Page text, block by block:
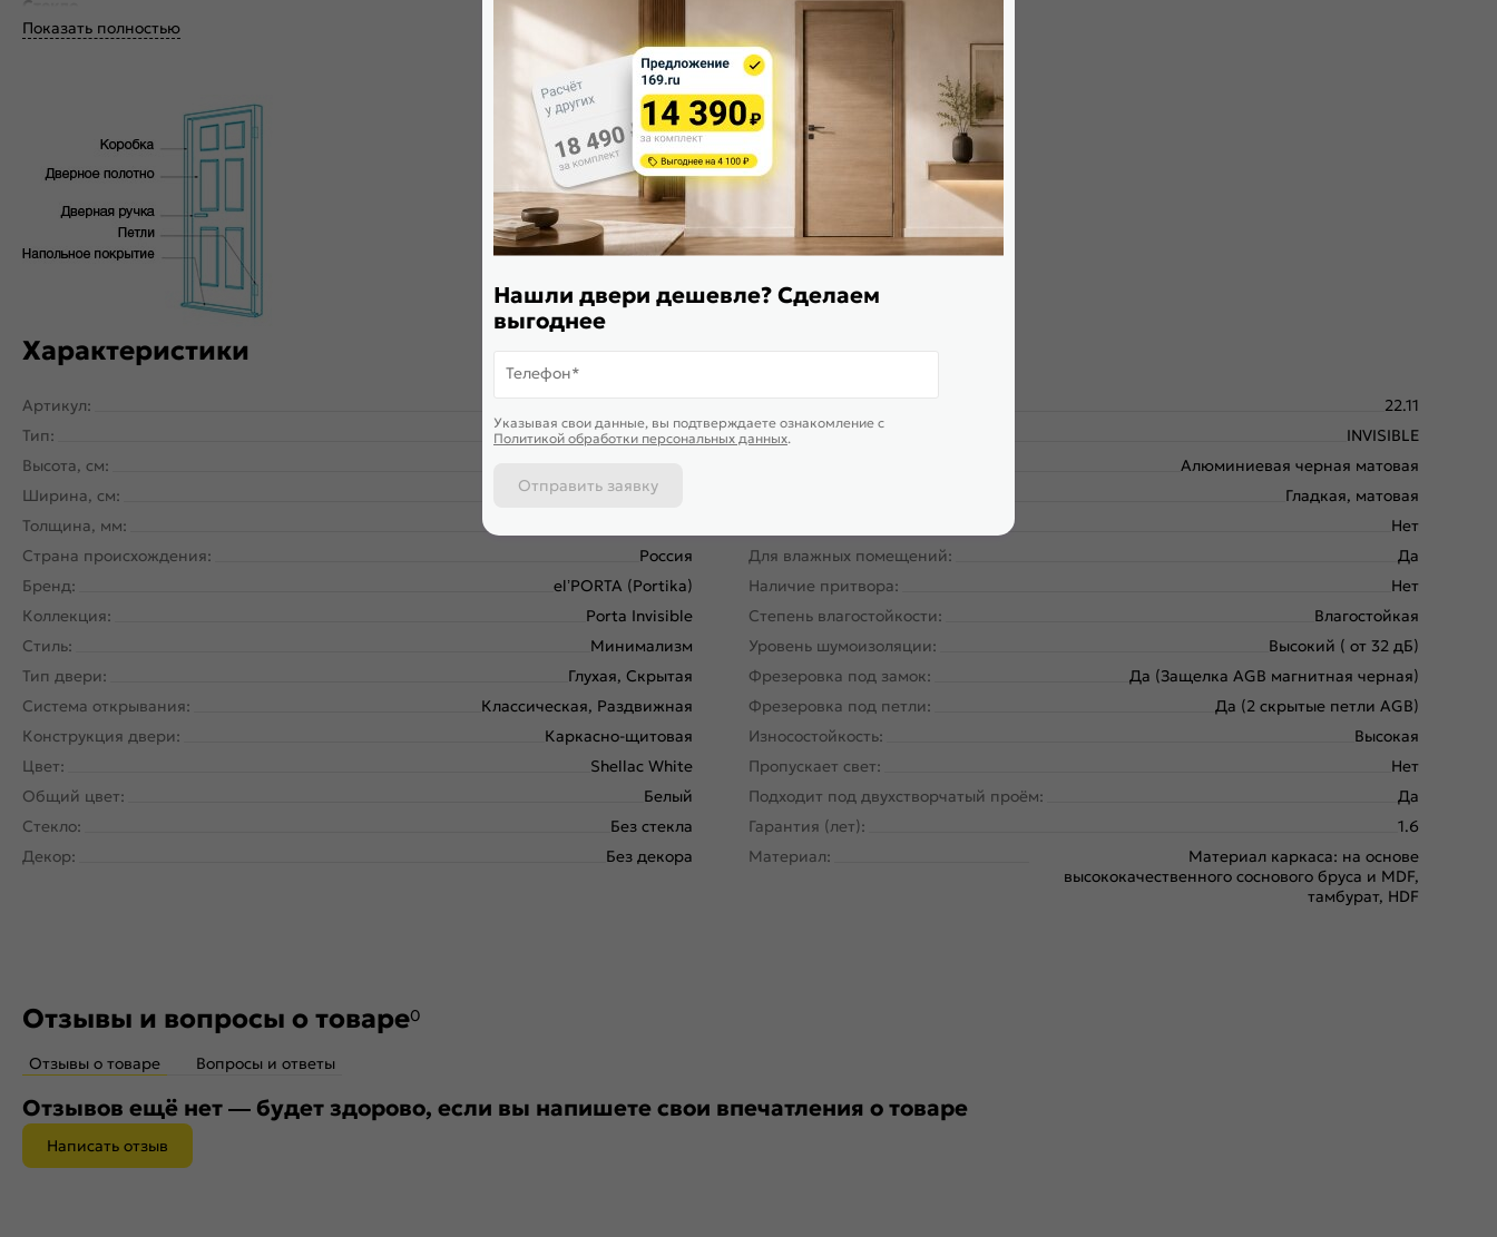
Стекло
Без стекла
Дверь скрытого монтажа с внутреннем открыванием. Щитовая дверь высокой прочности, которую обеспечивает жесткий тамбурат с малым размером ячейки и плита HDF. Используем
PUR-клея необратимой полимеризации. По периметру двери установлена алюминиевая кромка в цвете Черный
Показать полностью
Характеристики
Артикул:
Тип:
Межкомнатные двери
Высота, см:
Ширина, см:
Толщина, мм:
Страна происхождения:
Россия
Бренд:
el’PORTA (Portika)
Коллекция:
Porta Invisible
Стиль:
Минимализм
Тип двери:
Глухая, Скрытая
Система открывания:
Классическая, Раздвижная
Конструкция двери:
Каркасно-щитовая
Цвет:
Shellac White
Общий цвет:
Белый
Стекло:
Без стекла
Декор:
Без декора
22.11
Тип коробки:
INVISIBLE
Алюминиевая черная матовая
Гладкая, матовая
Нет
Для влажных помещений:
Да
Наличие притвора:
Нет
Степень влагостойкости:
Влагостойкая
Уровень шумоизоляции:
Высокий ( от 32 дБ)
Фрезеровка под замок:
Да (Защелка AGB магнитная черная)
Фрезеровка под петли:
Да (2 скрытые петли AGB)
Износостойкость:
Высокая
Пропускает свет:
Нет
Подходит под двухстворчатый проём:
Да
Гарантия (лет):
1.6
Материал:
Материал каркаса: на основе
высококачественного соснового бруса и MDF,
тамбурат, HDF
Отзывы и вопросы о товаре0
Отзывы о товаре Вопросы и ответы
Отзывов ещё нет — будет здорово, если вы напишете свои впечатления о товаре
Написать отзыв
Нашли двери дешевле? Сделаем
выгоднее
Телефон*
Указывая свои данные, вы подтверждаете ознакомление c
Политикой обработки персональных данных.
Отправить заявку